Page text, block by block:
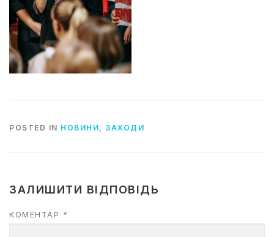
POSTED IN НОВИНИ ЗАХОДИ
ЗАЛИШИТИ ВІДПОВІДЬ
КОМЕНТАР *